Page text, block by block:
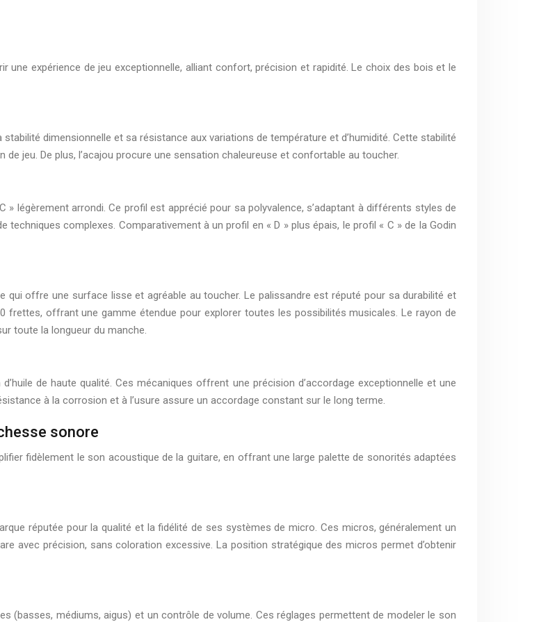
expérience de jeu exceptionnelle, alliant confort, précision et rapidité. Le choix des bois et le
dimensionnelle et sa résistance aux variations de température et d’humidité. Cette stabilité
jeu. De plus, l’acajou procure une sensation chaleureuse et confortable au toucher.
légèrement arrondi. Ce profil est apprécié pour sa polyvalence, s’adaptant à différents styles de
complexes. Comparativement à un profil en « D » plus épais, le profil « C » de la Godin
qui offre une surface lisse et agréable au toucher. Le palissandre est réputé pour sa durabilité et
frettes, offrant une gamme étendue pour explorer toutes les possibilités musicales. Le rayon de
toute la longueur du manche.
de haute qualité. Ces mécaniques offrent une précision d’accordage exceptionnelle et une
à la corrosion et à l’usure assure un accordage constant sur le long terme.
sonore
fidèlement le son acoustique de la guitare, en offrant une large palette de sonorités adaptées
réputée pour la qualité et la fidélité de ses systèmes de micro. Ces micros, généralement un
avec précision, sans coloration excessive. La position stratégique des micros permet d’obtenir
(basses, médiums, aigus) et un contrôle de volume. Ces réglages permettent de modeler le son